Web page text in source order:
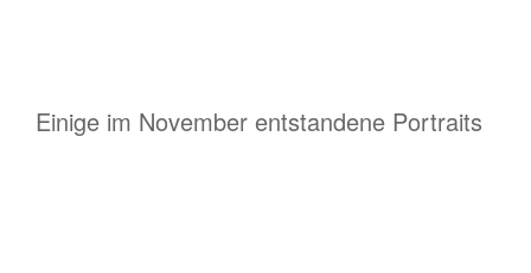
Einige im November entstandene Portraits